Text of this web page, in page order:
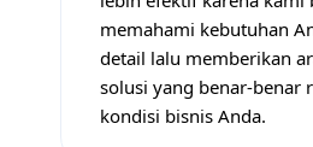
memahami kebutuhan
detail lalu memberikan
solusi yang benar-benar
kondisi bisnis Anda.